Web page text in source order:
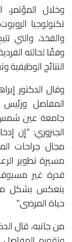
وخلال المؤتمر،
تكنولوجيا
والفخذ، والتي
وفقًا لحالته
النتائج الوظيفية
وقال الدكتور
المفاصل
جامعة عين
الجنزوري: “إن
مجال جراحات
مسيرة تطوير
قدرة غير
ينعكس بشكل
حياة المرضى.”
من جانبه، قال